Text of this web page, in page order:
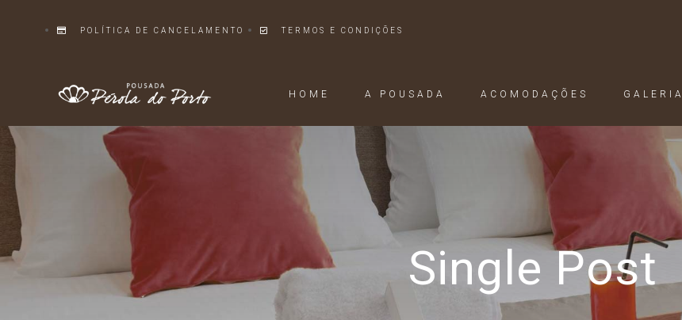
POLÍTICA DE CANCELAMENTO TERMOS E CONDIÇÕES
HOME A POUSADA ACOMODAÇÕES GALERIA
Single Post